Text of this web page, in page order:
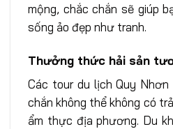
mộng, chắc chắn sẽ giúp
sống ảo đẹp như tranh.
Thưởng thức hải sản
Các tour du lịch Quy
chắn không thể không có
ẩm thực địa phương. Du